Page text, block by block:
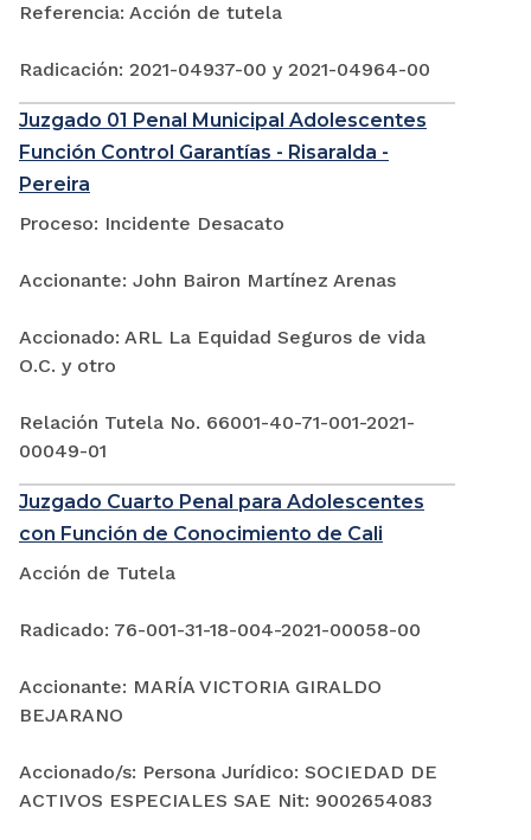
Referencia: Acción de tutela
Radicación: 2021-04937-00 y 2021-04964-00
Juzgado 01 Penal Municipal Adolescentes
Función Control Garantías - Risaralda -
Pereira
Proceso: Incidente Desacato
Accionante: John Bairon Martínez Arenas
Accionado: ARL La Equidad Seguros de vida
O.C. y otro
Relación Tutela No. 66001-40-71-001-2021-
00049-01
Juzgado Cuarto Penal para Adolescentes
con Función de Conocimiento de Cali
Acción de Tutela
Radicado: 76-001-31-18-004-2021-00058-00
Accionante: MARÍA VICTORIA GIRALDO
BEJARANO
Accionado/s: Persona Jurídico: SOCIEDAD DE
ACTIVOS ESPECIALES SAE Nit: 9002654083